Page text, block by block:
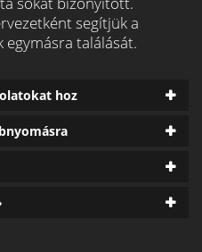
segítjük a
egymásra találását.
hoz